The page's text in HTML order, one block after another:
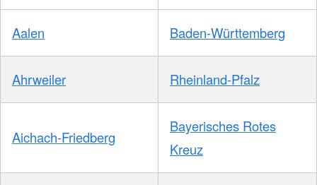
Aalen Baden-Württemberg
Ahrweiler Rheinland-Pfalz
Aichach-Friedberg
Bayerisches Rotes
Kreuz